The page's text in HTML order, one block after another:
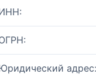
адрес: